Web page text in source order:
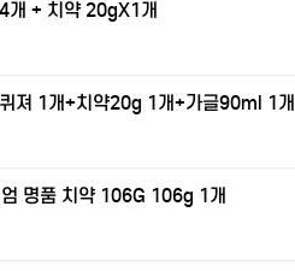
개 + 치약 20gX1개
져 1개+치약20g 1개+가글90ml 1개
명품 치약 106G 106g 1개